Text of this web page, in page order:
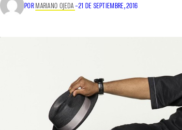
POR MARIANO OJEDA–21 DE SEPTIEMBRE, 2016